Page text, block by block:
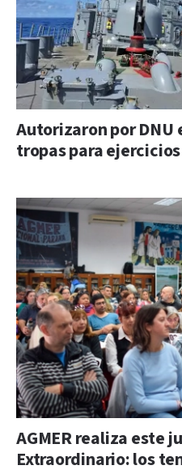
Autorizaron por DNU
tropas para
AGMER realiza este
Extraordinario: los